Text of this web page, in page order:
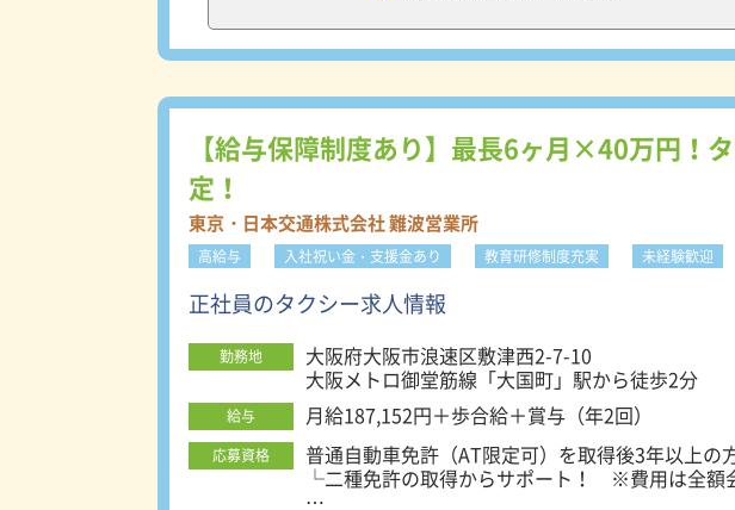
あるので少しづつ覚えていきましょう。
【給与保障制度あり】最長6ヶ月×40万円！
定！
東京・日本交通株式会社 難波営業所
高給与 入社祝い金・支援金あり 教育研修制度充実 未経験歓迎
正社員のタクシー求人情報
勤務地
大阪府大阪市浪速区敷津西2-7-10
大阪メトロ御堂筋線「大国町」駅から徒歩2分
給与 月給187,152円＋歩合給＋賞与（年2回）
応募資格
普通自動車免許（AT限定可）を取得後3年以上の
└二種免許の取得からサポート！ ※費用は全額